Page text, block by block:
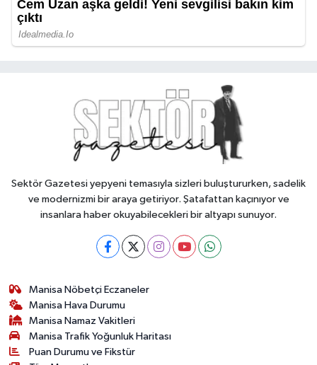
Sektör Gazetesi yepyeni temasıyla sizleri buluştururken, sadelik
ve modernizmi bir araya getiriyor. Şatafattan kaçınıyor ve
insanlara haber okuyabilecekleri bir altyapı sunuyor.
Manisa Nöbetçi Eczaneler
Manisa Hava Durumu
Manisa Namaz Vakitleri
Manisa Trafik Yoğunluk Haritası
Puan Durumu ve Fikstür